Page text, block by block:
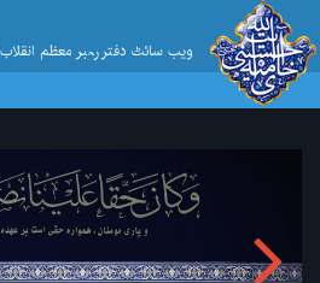
ویب سائٹ دفتر رہبر معظم